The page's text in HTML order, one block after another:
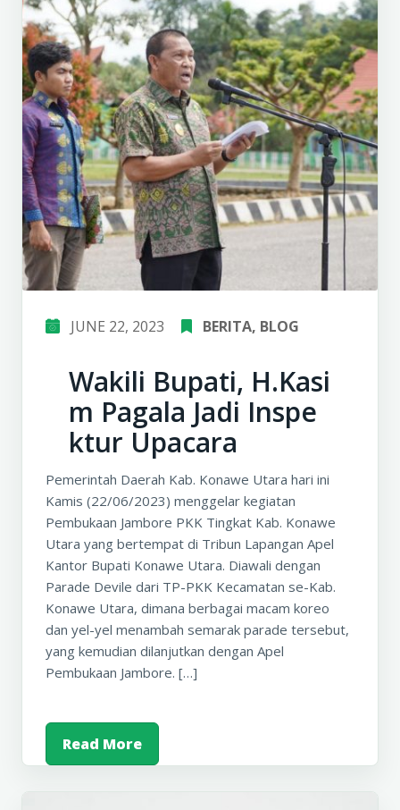
JUNE 22, 2023 BERITA‚ BLOG
Wakili Bupati, H.Kasi
m Pagala Jadi Inspe
ktur Upacara
Pemerintah Daerah Kab. Konawe Utara hari ini
Kamis (22/06/2023) menggelar kegiatan
Pembukaan Jambore PKK Tingkat Kab. Konawe
Utara yang bertempat di Tribun Lapangan Apel
Kantor Bupati Konawe Utara. Diawali dengan
Parade Devile dari TP-PKK Kecamatan se-Kab.
Konawe Utara, dimana berbagai macam koreo
dan yel-yel menambah semarak parade tersebut,
yang kemudian dilanjutkan dengan Apel
Pembukaan Jambore. […]
Read More